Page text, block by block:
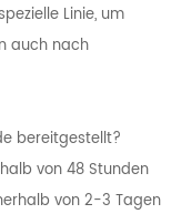
Linie, um
auch nach
bereitgestellt?
von 48 Stunden
von 2-3 Tagen